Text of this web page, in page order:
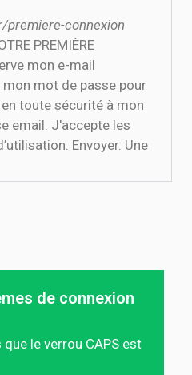
connexion
PREMIÈRE
mon e-mail
mon mot de passe pour
toute sécurité à mon
email. J'accepte les
Envoyer. Une
de connexion
le verrou CAPS est